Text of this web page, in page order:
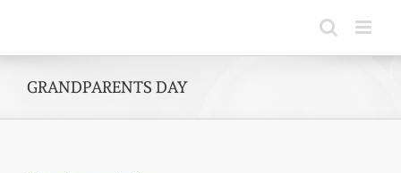
GRANDPARENTS DAY